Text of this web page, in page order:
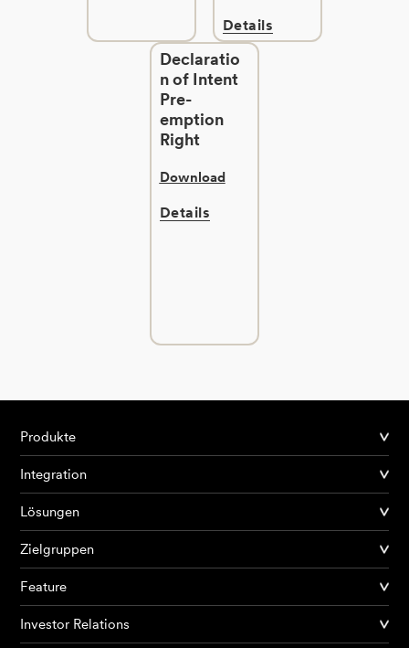
Details
Declaratio
n of Intent
Pre-
emption
Right
Download
Details
Produkte
Integration
Lösungen
Zielgruppen
Feature
Investor Relations